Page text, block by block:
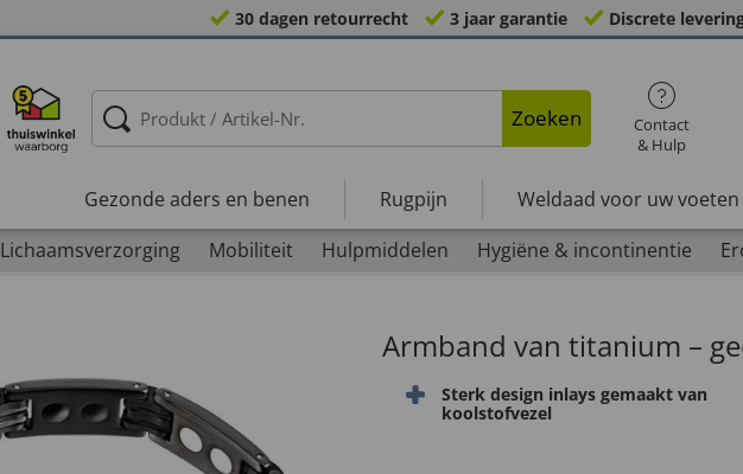
30 dagen retourrecht 3 jaar garantie Discrete
Zoeken
Contact
& Hulp
Gezonde aders en benen Rugpijn Weldaad voor uw voeten
Lichaamsverzorging Mobiliteit Hulpmiddelen Hygiëne & incontinentie
Armband van titanium –
Sterk design inlays gemaakt van
koolstofvezel